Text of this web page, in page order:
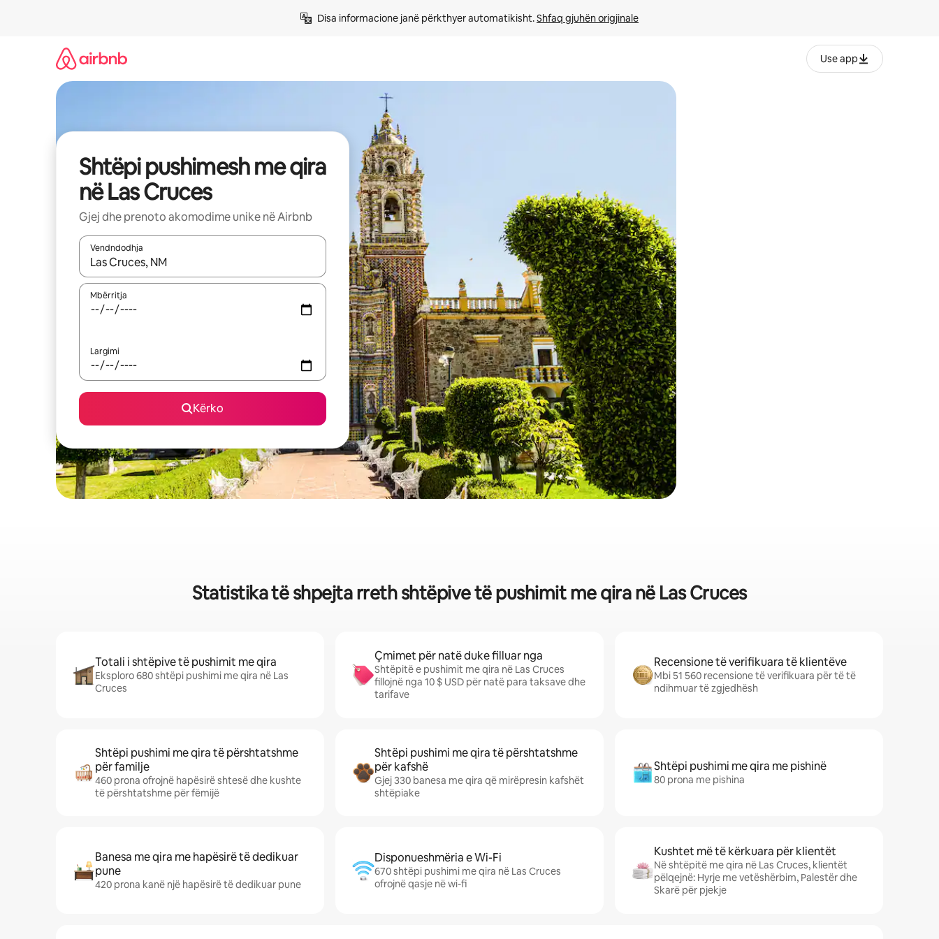
Disa informacione janë përkthyer automatikisht. Shfaq gjuhën origjinale
Use app
Shtëpi pushimesh me qira
në Las Cruces
Gjej dhe prenoto akomodime unike në Airbnb
Vendndodhja
Kur rezultatet të jenë të disponueshme, lëviz me butonat e shigjetave lart e poshtë ose eksploro duke prekur ose duke lëvizur ekranin.
Mbërritja
Largimi
Kërko
Statistika të shpejta rreth shtëpive të pushimit me qira në Las Cruces
Totali i shtëpive të pushimit me qira
Eksploro 680 shtëpi pushimi me qira në Las
Cruces
Çmimet për natë duke filluar nga
Shtëpitë e pushimit me qira në Las Cruces
fillojnë nga 10 $ USD për natë para taksave dhe
tarifave
Recensione të verifikuara të klientëve
Mbi 51 560 recensione të verifikuara për të të
ndihmuar të zgjedhësh
Shtëpi pushimi me qira të përshtatshme
për familje
460 prona ofrojnë hapësirë shtesë dhe kushte
të përshtatshme për fëmijë
Shtëpi pushimi me qira të përshtatshme
për kafshë
Gjej 330 banesa me qira që mirëpresin kafshët
shtëpiake
Shtëpi pushimi me qira me pishinë
80 prona me pishina
Banesa me qira me hapësirë të dedikuar
pune
420 prona kanë një hapësirë të dedikuar pune
Disponueshmëria e Wi-Fi
670 shtëpi pushimi me qira në Las Cruces
ofrojnë qasje në wi-fi
Kushtet më të kërkuara për klientët
Në shtëpitë me qira në Las Cruces, klientët
pëlqejnë: Hyrje me vetëshërbim, Palestër dhe
Skarë për pjekje